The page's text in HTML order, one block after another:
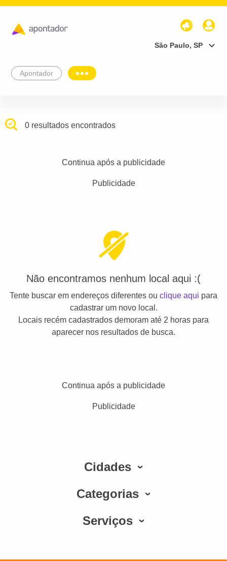
São Paulo, SP
Apontador
0 resultados encontrados
Continua após a publicidade
Publicidade
Não encontramos nenhum local aqui :(
Tente buscar em endereços diferentes ou clique aqui para
cadastrar um novo local.
Locais recém cadastrados demoram até 2 horas para
aparecer nos resultados de busca.
Continua após a publicidade
Publicidade
Cidades
Categorias
Serviços